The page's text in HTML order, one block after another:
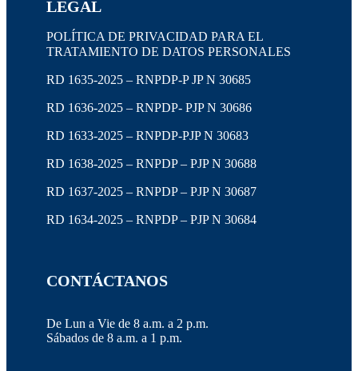
LEGAL
POLÍTICA DE PRIVACIDAD PARA EL
TRATAMIENTO DE DATOS PERSONALES
RD 1635-2025 – RNPDP-P JP N 30685
RD 1636-2025 – RNPDP- PJP N 30686
RD 1633-2025 – RNPDP-PJP N 30683
RD 1638-2025 – RNPDP – PJP N 30688
RD 1637-2025 – RNPDP – PJP N 30687
RD 1634-2025 – RNPDP – PJP N 30684
CONTÁCTANOS
De Lun a Vie de 8 a.m. a 2 p.m.
Sábados de 8 a.m. a 1 p.m.